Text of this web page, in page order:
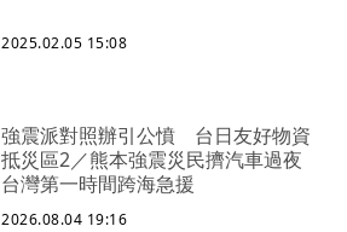
2025.02.05 15:08
強震派對照辦引公憤 台日友好物資
抵災區2／熊本強震災民擠汽車過夜
台灣第一時間跨海急援
2026.08.04 19:16